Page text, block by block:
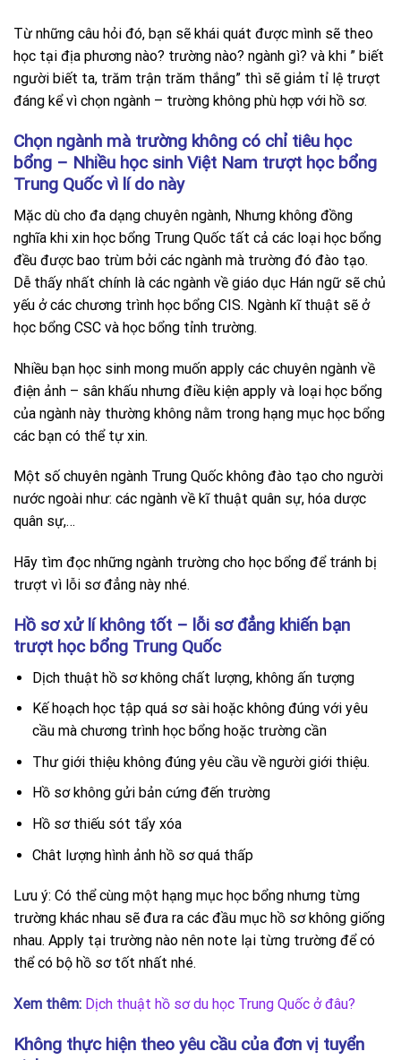
Từ những câu hỏi đó, bạn sẽ khái quát được mình sẽ theo
học tại địa phương nào? trường nào? ngành gì? và khi ” biết
người biết ta, trăm trận trăm thắng” thì sẽ giảm tỉ lệ trượt
đáng kể vì chọn ngành – trường không phù hợp với hồ sơ.
Chọn ngành mà trường không có chỉ tiêu học
bổng – Nhiều học sinh Việt Nam trượt học bổng
Trung Quốc vì lí do này
Mặc dù cho đa dạng chuyên ngành, Nhưng không đồng
nghĩa khi xin học bổng Trung Quốc tất cả các loại học bổng
đều được bao trùm bởi các ngành mà trường đó đào tạo.
Dễ thấy nhất chính là các ngành về giáo dục Hán ngữ sẽ chủ
yếu ở các chương trình học bổng CIS. Ngành kĩ thuật sẽ ở
học bổng CSC và học bổng tỉnh trường.
Nhiều bạn học sinh mong muốn apply các chuyên ngành về
điện ảnh – sân khấu nhưng điều kiện apply và loại học bổng
của ngành này thường không nằm trong hạng mục học bổng
các bạn có thể tự xin.
Một số chuyên ngành Trung Quốc không đào tạo cho người
nước ngoài như: các ngành về kĩ thuật quân sự, hóa dược
quân sự,…
Hãy tìm đọc những ngành trường cho học bổng để tránh bị
trượt vì lỗi sơ đẳng này nhé.
Hồ sơ xử lí không tốt – lỗi sơ đẳng khiến bạn
trượt học bổng Trung Quốc
Dịch thuật hồ sơ không chất lượng, không ấn tượng
Kế hoạch học tập quá sơ sài hoặc không đúng với yêu
cầu mà chương trình học bổng hoặc trường cần
Thư giới thiệu không đúng yêu cầu về người giới thiệu.
Hồ sơ không gửi bản cứng đến trường
Hồ sơ thiếu sót tẩy xóa
Chât lượng hình ảnh hồ sơ quá thấp
Lưu ý: Có thể cùng một hạng mục học bổng nhưng từng
trường khác nhau sẽ đưa ra các đầu mục hồ sơ không giống
nhau. Apply tại trường nào nên note lại từng trường để có
thể có bộ hồ sơ tốt nhất nhé.
Xem thêm: Dịch thuật hồ sơ du học Trung Quốc ở đâu?
Không thực hiện theo yêu cầu của đơn vị tuyển